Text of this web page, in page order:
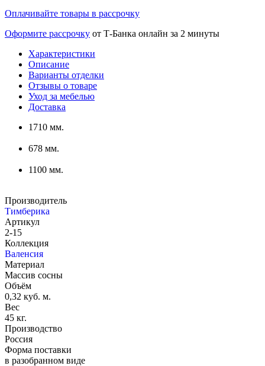
Оплачивайте товары в рассрочку
Оформите рассрочку от Т-Банка онлайн за 2 минуты
Характеристики
Описание
Варианты отделки
Отзывы о товаре
Уход за мебелью
Доставка
1710 мм.
678 мм.
1100 мм.
Производитель
Тимберика
Артикул
2-15
Коллекция
Валенсия
Материал
Массив сосны
Объём
0,32 куб. м.
Вес
45 кг.
Производство
Россия
Форма поставки
в разобранном виде